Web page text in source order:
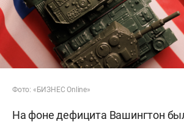
Фото: «БИЗНЕС Online»
На фоне дефицита Вашингтон